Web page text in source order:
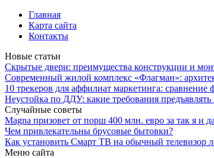
Главная
Карта сайта
Контакты
Новые статьи
Скрытые двери: преимущества конструкции и
Современный жилой комплекс «Флагман»:
10 трекеров для аффилиат маркетинга: сравнение
Неустойка по ДДУ: какие требования предъявлять
Случайные советы
Magna призовет от порш 400 млн. евро за так я и
Чем привлекательны брусовые бытовки?
Как установить Смарт ТВ на обычный телевизор
Меню сайта